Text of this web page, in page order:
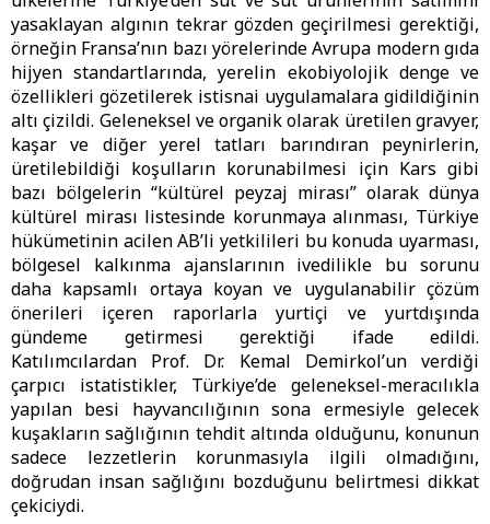
yasaklayan algının tekrar gözden geçirilmesi gerektiği,
örneğin Fransa’nın bazı yörelerinde Avrupa modern gıda
hijyen standartlarında, yerelin ekobiyolojik denge ve
özellikleri gözetilerek istisnai uygulamalara gidildiğinin
altı çizildi. Geleneksel ve organik olarak üretilen gravyer,
kaşar ve diğer yerel tatları barındıran peynirlerin,
üretilebildiği koşulların korunabilmesi için Kars gibi
bazı bölgelerin “kültürel peyzaj mirası” olarak dünya
kültürel mirası listesinde korunmaya alınması, Türkiye
hükümetinin acilen AB’li yetkilileri bu konuda uyarması,
bölgesel kalkınma ajanslarının ivedilikle bu sorunu
daha kapsamlı ortaya koyan ve uygulanabilir çözüm
önerileri içeren raporlarla yurtiçi ve yurtdışında
gündeme getirmesi gerektiği ifade edildi.
Katılımcılardan Prof. Dr. Kemal Demirkol’un verdiği
çarpıcı istatistikler, Türkiye’de geleneksel-meracılıkla
yapılan besi hayvancılığının sona ermesiyle gelecek
kuşakların sağlığının tehdit altında olduğunu, konunun
sadece lezzetlerin korunmasıyla ilgili olmadığını,
doğrudan insan sağlığını bozduğunu belirtmesi dikkat
çekiciydi.